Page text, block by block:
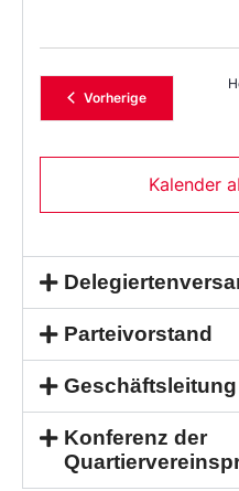
Vorherige
Kalender
Parteivorstand
Geschäftsleitung
Konferenz der